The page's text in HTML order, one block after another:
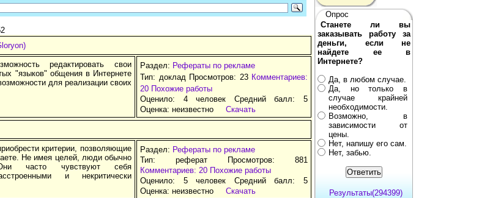
редактировать свои
"языков" общения в Интернете
для реализации своих
Раздел: Рефераты по рекламе
Тип: доклад Просмотров: 23 Комментариев:
20 Похожие работы
Оценило: 4 человек Средний балл: 5
Оценка: неизвестно Скачать
критерии, позволяющие
Не имея целей, люди обычно
часто чувствуют себя
и некритически
Раздел: Рефераты по рекламе
Тип: реферат Просмотров: 881
Комментариев: 20 Похожие работы
Оценило: 5 человек Средний балл: 5
Оценка: неизвестно Скачать
Опрос
Станете ли вы
заказывать работу за
деньги, если не
найдете ее в
Интернете?
Да, в любом случае.
Да, но только в
случае крайней
необходимости.
Возможно, в
зависимости от
цены.
Нет, напишу его сам.
Нет, забью.
Результаты(294399)